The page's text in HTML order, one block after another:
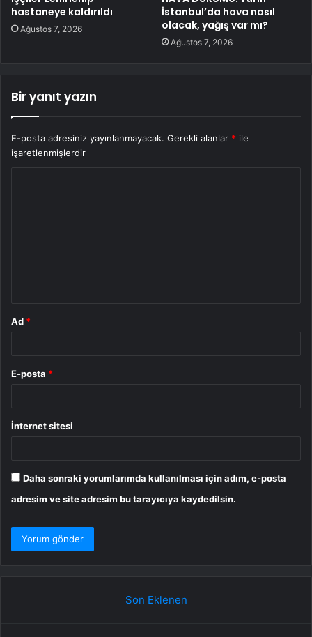
hastaneye kaldırıldı
Ağustos 7, 2026
İstanbul’da hava nasıl
olacak, yağış var mı?
Ağustos 7, 2026
Bir yanıt yazın
E-posta adresiniz yayınlanmayacak. Gerekli alanlar * ile
işaretlenmişlerdir
Ad *
E-posta *
İnternet sitesi
Daha sonraki yorumlarımda kullanılması için adım, e-posta
adresim ve site adresim bu tarayıcıya kaydedilsin.
Son Eklenen